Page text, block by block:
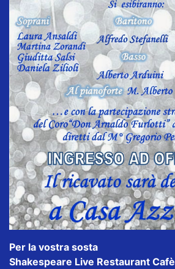
Per la vostra sosta
Shakespeare Live Restaurant Cafè